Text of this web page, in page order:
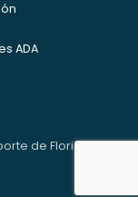
ADA
de Florida